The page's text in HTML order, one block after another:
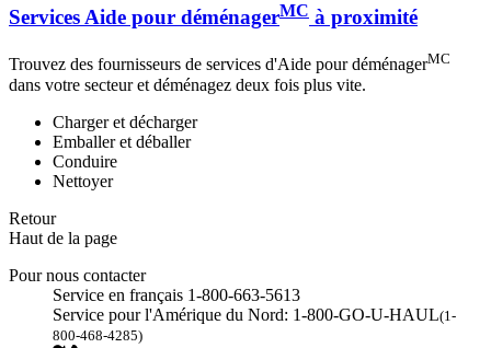
Services Aide pour déménagerMC à proximité
Trouvez des fournisseurs de services d'Aide pour déménagerMC
dans votre secteur et déménagez deux fois plus vite.
Charger et décharger
Emballer et déballer
Conduire
Nettoyer
Retour
Haut de la page
Pour nous contacter
Service en français 1-800-663-5613
Service pour l'Amérique du Nord: 1-800-GO-U-HAUL(1-
800-468-4285)